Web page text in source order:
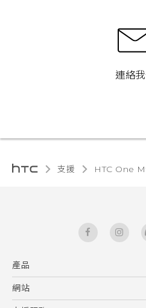
連絡
支援 HTC One
產品
5G
智能手機
網站